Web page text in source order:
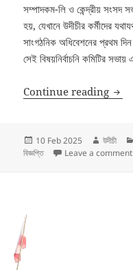
সম্পাদকম-লি ও কেন্দ্রীয় সংসদ
হয়, যেখানে উদীচীর কর্মীদের
সাংগঠনিক অধিবেশনের প্রথম
সেই বিষয়নির্বাচনি কমিটির
Continue reading
Posted
on
10 Feb 2025 Author
উদীচী
বিজ্ঞপ্তি
Leave a comment